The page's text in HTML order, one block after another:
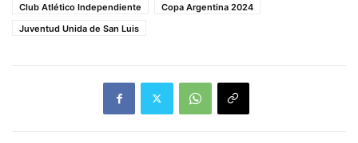
Club Atlético Independiente
Copa Argentina 2024
Juventud Unida de San Luis